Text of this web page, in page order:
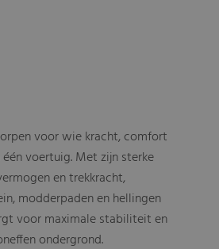
voor wie kracht, comfort
voertuig. Met zijn sterke
en trekkracht,
modderpaden en hellingen
voor maximale stabiliteit en
ondergrond.